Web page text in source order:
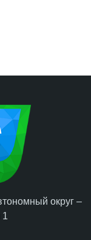
округ –
1